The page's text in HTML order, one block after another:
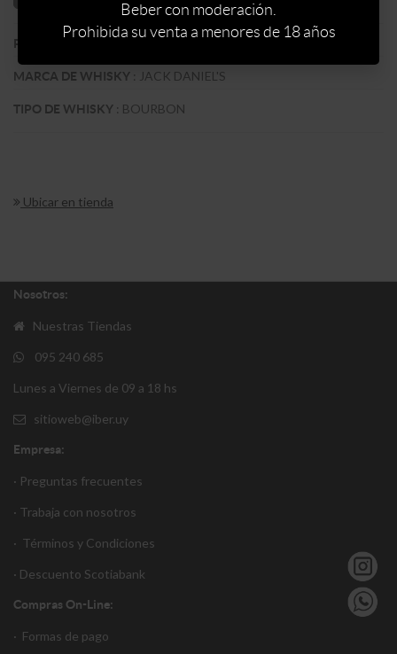
PAIS
MARCA DE WHISKY : JACK DANIEL'S
TIPO DE WHISKY : BOURBON
Ubicar en tienda
Nosotros:
Nuestras Tiendas
095 240 685
Lunes a Viernes de 09 a 18 hs
sitioweb@iber.uy
Empresa:
· Preguntas frecuentes
· Trabaja con nosotros
· Términos y Condiciones
· Descuento Scotiabank
Compras On-Line:
· Formas de pago
Beber con moderación.
Prohibida su venta a menores de 18 años